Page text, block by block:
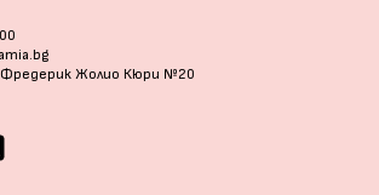
Фредерик Жолио Кюри №20